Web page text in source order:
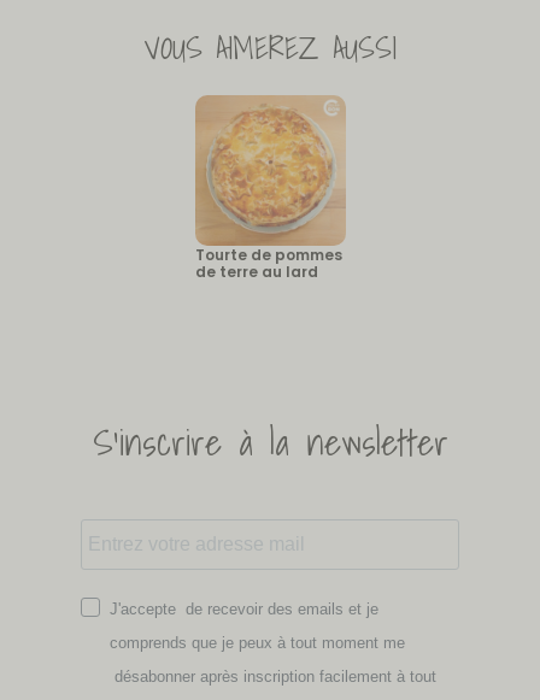
VOUS AIMEREZ AUSSI
Tourte de pommes
de terre au lard
S'inscrire à la newsletter
J'accepte de recevoir des emails et je
comprends que je peux à tout moment me
désabonner après inscription facilement à tout